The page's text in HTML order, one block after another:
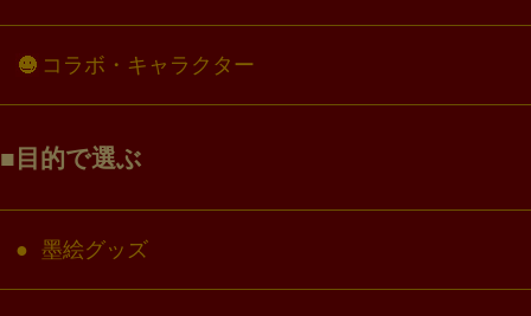
コラボ・キャラクター
目的で選ぶ
墨絵グッズ